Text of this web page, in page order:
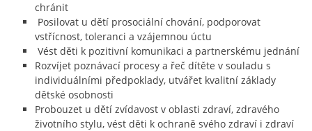
chránit
Posilovat u dětí prosociální chování, podporovat
vstřícnost, toleranci a vzájemnou úctu
Vést děti k pozitivní komunikaci a partnerskému jednání
Rozvíjet poznávací procesy a řeč dítěte v souladu s
individuálními předpoklady, utvářet kvalitní základy
dětské osobnosti
Probouzet u dětí zvídavost v oblasti zdraví, zdravého
životního stylu, vést děti k ochraně svého zdraví i zdraví